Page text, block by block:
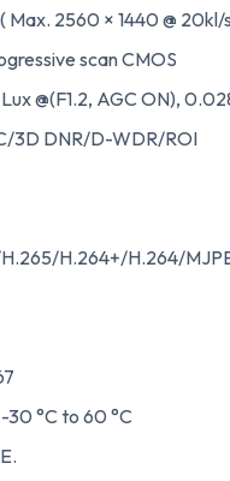
Max. 2560 × 1440 @ 20kl/
scan CMOS
@(F1.2, AGC ON),
3D DNR/D-WDR/ROI
H.264+/H.264/
30 °C to 60 °C